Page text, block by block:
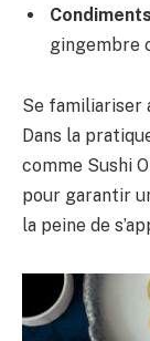
gingembre
Se familiariser
Dans la
comme Sushi
pour garantir
la peine de